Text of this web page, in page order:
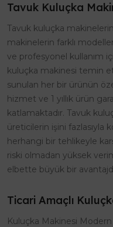
Tavuk Kuluçka
Tavuk kuluçka
makinelerin farklı
ve profesyonel kullanım
kuluçka makinesi temin
sunulan her bir ürünün
hizmet ve 1 yıllık ürün
katlamaktadır. Tavuk
üreticilerin işini fazlasıyla
herhangi bir tehlikeyle
riski olmadan yüksek
elbette büyük bir
Ticari Amaçlı
Kuluçka Makinesi